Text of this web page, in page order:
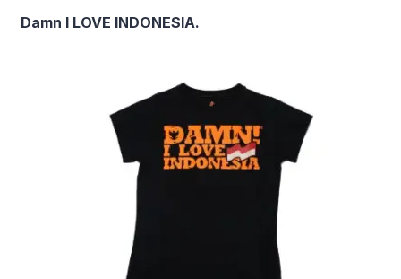
Damn I LOVE INDONESIA.